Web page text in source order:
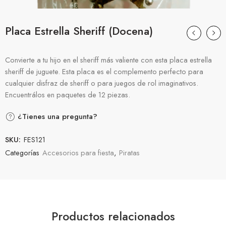
Placa Estrella Sheriff (Docena)
Convierte a tu hijo en el sheriff más valiente con esta placa estrella
sheriff de juguete. Esta placa es el complemento perfecto para
cualquier disfraz de sheriff o para juegos de rol imaginativos.
Encuentrálos en paquetes de 12 piezas.
¿Tienes una pregunta?
SKU: FES121
Categorías Accesorios para fiesta, Piratas
Productos relacionados